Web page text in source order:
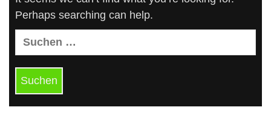
Perhaps searching can help.
Suchen
nach: